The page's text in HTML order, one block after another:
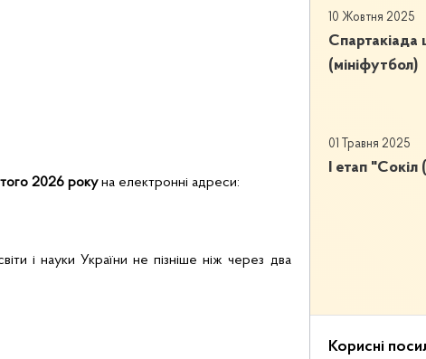
2026 рокуна електронні адреси:
і науки України не пізніше ніж через два
10 Жовтня 2025
Спартакіада
(мініфутбол)
01 Травня 2025
І етап
Корисні